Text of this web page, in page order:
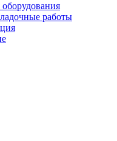
работы